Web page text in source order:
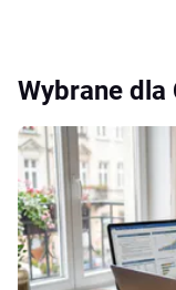
Wybrane dla